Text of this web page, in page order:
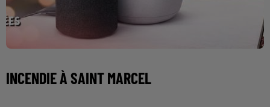
INCENDIE À SAINT MARCEL